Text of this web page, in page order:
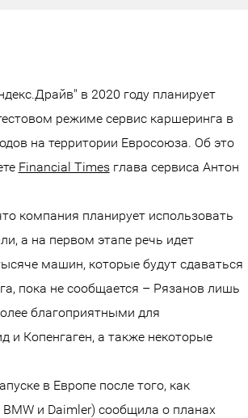
в 2020 году планирует
режиме сервис каршеринга в
на территории Евросоюза. Об это
Financial Timesглава сервиса Антон
компания планирует использовать
а на первом этапе речь идет
машин, которые будут сдаваться
пока не сообщается – Рязанов лишь
благоприятными для
и Копенгаген, а также некоторые
в Европе после того, как
и Daimler) сообщила о планах